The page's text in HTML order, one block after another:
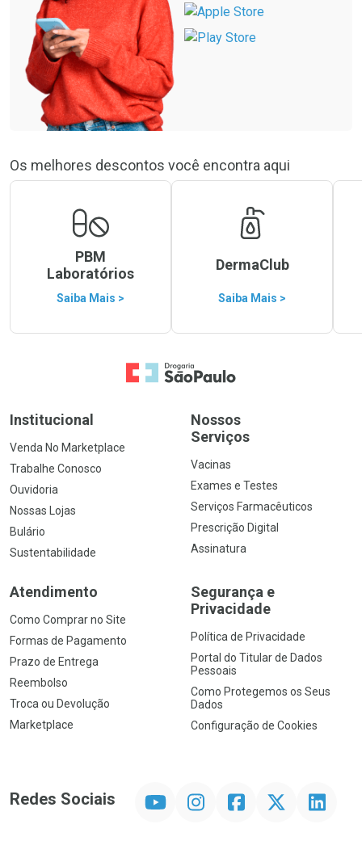
Os melhores descontos você encontra aqui
PBM
Laboratórios
Saiba Mais >
DermaClub
Saiba Mais >
Ir para a Home
Institucional
Venda No Marketplace
Trabalhe Conosco
Ouvidoria
Nossas Lojas
Bulário
Sustentabilidade
Nossos
Serviços
Vacinas
Exames e Testes
Serviços Farmacêuticos
Prescrição Digital
Assinatura
Atendimento
Como Comprar no Site
Formas de Pagamento
Prazo de Entrega
Reembolso
Troca ou Devolução
Marketplace
Segurança e
Privacidade
Política de Privacidade
Portal do Titular de Dados
Pessoais
Como Protegemos os Seus
Dados
Configuração de Cookies
Redes Sociais InstagramFacebookTwitter Linkedin